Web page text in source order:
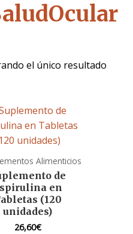
el único resultado
Alimenticios
de
en
(120
unidades)
26,60€